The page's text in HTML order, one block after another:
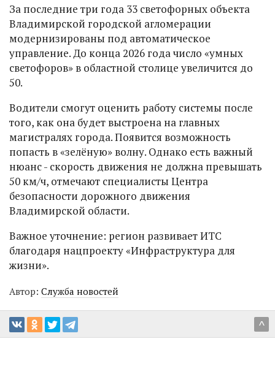
За последние три года 33 светофорных объекта
Владимирской городской агломерации
модернизированы под автоматическое
управление. До конца 2026 года число «умных
светофоров» в областной столице увеличится до
50.
Водители смогут оценить работу системы после
того, как она будет выстроена на главных
магистралях города. Появится возможность
попасть в «зелёную» волну. Однако есть важный
нюанс - скорость движения не должна превышать
50 км/ч, отмечают специалисты Центра
безопасности дорожного движения
Владимирской области.
Важное уточнение: регион развивает ИТС
благодаря нацпроекту «Инфраструктура для
жизни».
Автор: Служба новостей
^